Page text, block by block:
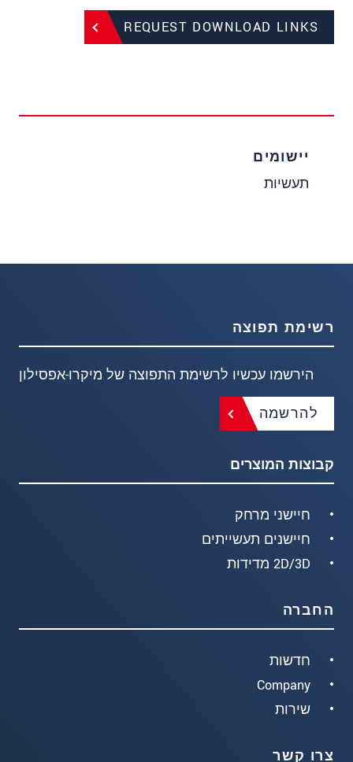
REQUEST DOWNLOAD LINKS
יישומים
תעשיות
רשימת תפוצה
הירשמו עכשיו לרשימת התפוצה של מיקרו-אפסילון
להרשמה
קבוצות המוצרים
חיישני מרחק
חיישנים תעשייתים
2D/3D מדידות
החברה
חדשות
Company
שירות
צרו קשר